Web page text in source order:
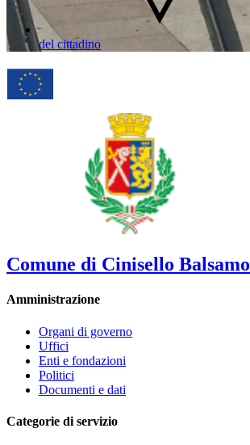
del cittadino
Comune di Cinisello Balsamo
Amministrazione
Organi di governo
Uffici
Enti e fondazioni
Politici
Documenti e dati
Categorie di servizio